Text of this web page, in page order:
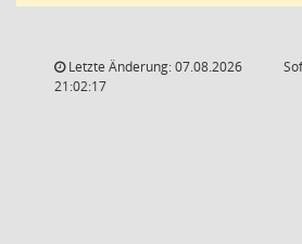
Letzte Änderung: 07.08.2026
21:02:17